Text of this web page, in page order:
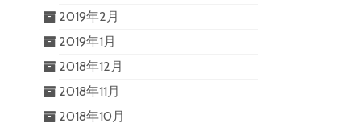
2019年2月
2019年1月
2018年12月
2018年11月
2018年10月